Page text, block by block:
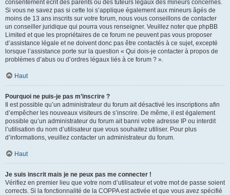
consentement écrit des parents ou des tuteurs légaux des mineurs concernés.
Si vous ne savez pas si cette loi s’applique également aux mineurs âgés de
moins de 13 ans inscrits sur votre forum, nous vous conseillons de contacter
un conseiller juridique qui pourra vous renseigner. Veuillez noter que phpBB
Limited et que les propriétaires de ce forum ne peuvent pas vous proposer
d’assistance légale et ne doivent donc pas être contactés à ce sujet, excepté
lorsque l’assistance porte sur la question « Qui dois-je contacter à propos de
problèmes d’abus ou d’ordres légaux liés à ce forum ? ».
Haut
Pourquoi ne puis-je pas m’inscrire ?
Il est possible qu’un administrateur du forum ait désactivé les inscriptions afin
d’empêcher les nouveaux visiteurs de s’inscrire. De même, il est également
possible qu’un administrateur du forum ait banni votre adresse IP ou interdit
l’utilisation du nom d’utilisateur que vous souhaitez utiliser. Pour plus
d’informations, veuillez contacter un administrateur du forum.
Haut
Je suis inscrit mais je ne peux pas me connecter !
Vérifiez en premier lieu que votre nom d’utilisateur et votre mot de passe soient
corrects. Si la fonctionnalité de la COPPA est activée et que vous avez spécifié